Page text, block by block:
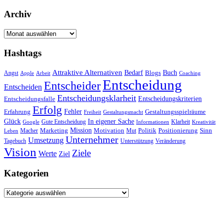
Archiv
Archiv
Hashtags
Angst Apple Arbeit Attraktive Alternativen Bedarf Blogs Buch Coaching
Entscheiden EntscheiderEntscheidung
Entscheidungsfalle Entscheidungsklarheit Entscheidungskriterien
Erfahrung Erfolg Fehler Freiheit Gestaltungsmacht Gestaltungsspielräume
Glück Google Gute Entscheidung In eigener Sache Informationen Klarheit Kreativität
Leben Macher Marketing Mission Motivation Mut Politik Positionierung Sinn
Tagebuch Umsetzung Unternehmer Unterstützung Veränderung
Vision Werte Ziel Ziele
Kategorien
Kategorien